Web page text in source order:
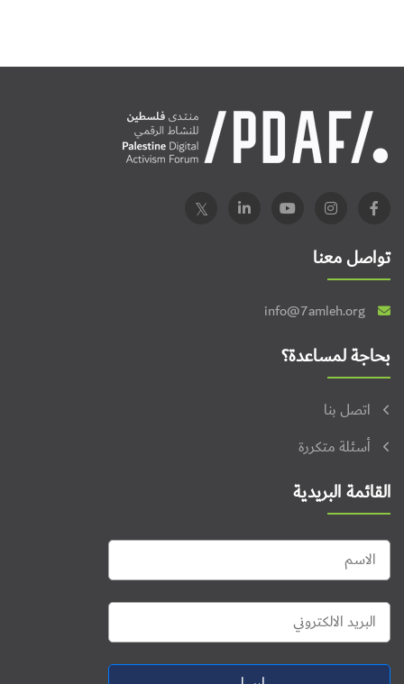
تواصل معنا
info@7amleh.org
بحاجة لمساعدة؟
اتصل بنا
أسئلة متكررة
القائمة البريدية